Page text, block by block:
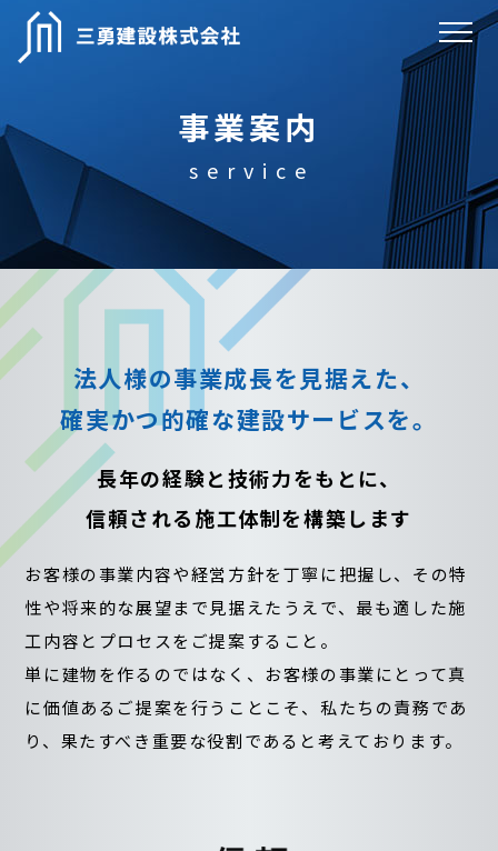
事業案内
service
法人様の事業成長を見据えた、
確実かつ的確な建設サービスを。
長年の経験と技術力をもとに、
信頼される施工体制を構築します
お客様の事業内容や経営方針を丁寧に把握し、その特
性や将来的な展望まで見据えたうえで、 最も適した施
工内容とプロセスをご提案すること。
単に建物を作るのではなく、お客様の事業にとって真
に価値あるご提案を行うことこそ、私たちの責務であ
り、果たすべき重要な役割であると考えております。